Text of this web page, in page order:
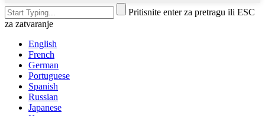
Pritisnite enter za pretragu ili ESC
za zatvaranje
English
French
German
Portuguese
Spanish
Russian
Japanese